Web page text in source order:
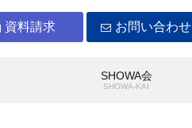
資料請求 お問い合わせ
SHOWA会
SHOWA-KAI